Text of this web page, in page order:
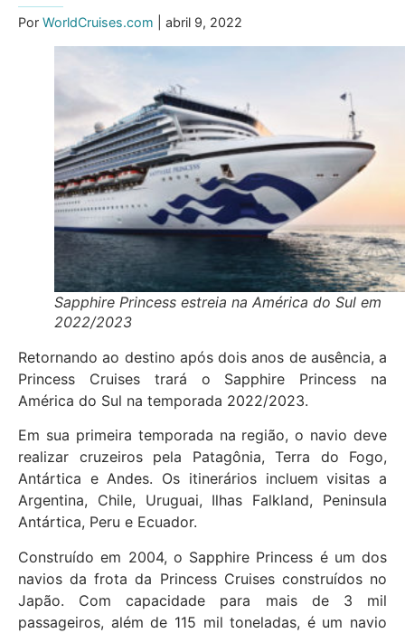
Por WorldCruises.com | abril 9, 2022
Sapphire Princess estreia na América do Sul em
2022/2023
Retornando ao destino após dois anos de ausência, a
Princess Cruises trará o Sapphire Princess na
América do Sul na temporada 2022/2023.
Em sua primeira temporada na região, o navio deve
realizar cruzeiros pela Patagônia, Terra do Fogo,
Antártica e Andes. Os itinerários incluem visitas a
Argentina, Chile, Uruguai, Ilhas Falkland, Peninsula
Antártica, Peru e Ecuador.
Construído em 2004, o Sapphire Princess é um dos
navios da frota da Princess Cruises construídos no
Japão. Com capacidade para mais de 3 mil
passageiros, além de 115 mil toneladas, é um navio